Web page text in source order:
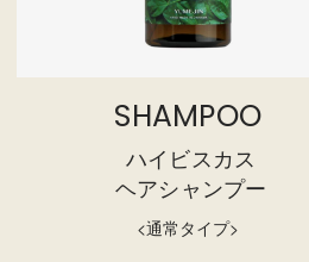
SHAMPOO
ハイビスカス
ヘアシャンプー
<通常タイプ>